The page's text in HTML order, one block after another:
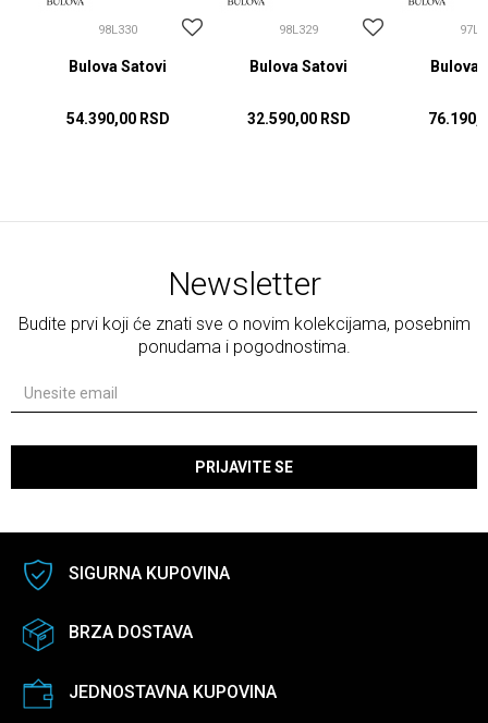
98L330
Bulova Satovi
54.390,00 RSD
98L329
Bulova Satovi
32.590,00 RSD
Bulova
Newsletter
Budite prvi koji će znati sve o novim kolekcijama, posebnim
ponudama i pogodnostima.
PRIJAVITE SE
SIGURNA KUPOVINA
BRZA DOSTAVA
JEDNOSTAVNA KUPOVINA